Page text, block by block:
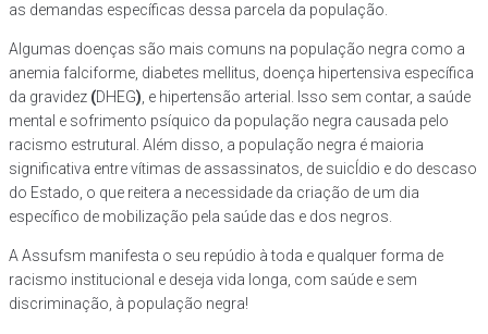
as demandas específicas dessa parcela da população.
Algumas doenças são mais comuns na população negra como a
anemia falciforme, diabetes mellitus, doença hipertensiva específica
da gravidez (DHEG), e hipertensão arterial. Isso sem contar, a saúde
mental e sofrimento psíquico da população negra causada pelo
racismo estrutural. Além disso, a população negra é maioria
significativa entre vítimas de assassinatos, de suicÍdio e do descaso
do Estado, o que reitera a necessidade da criação de um dia
específico de mobilização pela saúde das e dos negros.
A Assufsm manifesta o seu repúdio à toda e qualquer forma de
racismo institucional e deseja vida longa, com saúde e sem
discriminação, à população negra!